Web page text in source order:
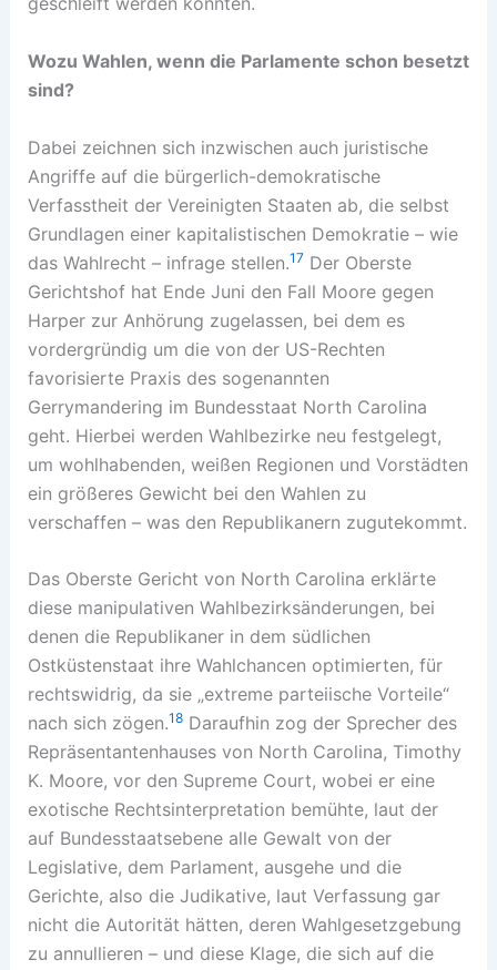
Wozu Wahlen, wenn die Parlamente schon besetzt
sind?
Dabei zeichnen sich inzwischen auch juristische
Angriffe auf die bürgerlich-demokratische
Verfasstheit der Vereinigten Staaten ab, die selbst
Grundlagen einer kapitalistischen Demokratie – wie
das Wahlrecht – infrage stellen.17 Der Oberste
Gerichtshof hat Ende Juni den Fall Moore gegen
Harper zur Anhörung zugelassen, bei dem es
vordergründig um die von der US-Rechten
favorisierte Praxis des sogenannten
Gerrymandering im Bundesstaat North Carolina
geht. Hierbei werden Wahlbezirke neu festgelegt,
um wohlhabenden, weißen Regionen und Vorstädten
ein größeres Gewicht bei den Wahlen zu
verschaffen – was den Republikanern zugutekommt.
Das Oberste Gericht von North Carolina erklärte
diese manipulativen Wahlbezirksänderungen, bei
denen die Republikaner in dem südlichen
Ostküstenstaat ihre Wahlchancen optimierten, für
rechtswidrig, da sie „extreme parteiische Vorteile“
nach sich zögen.18Daraufhin zog der Sprecher des
Repräsentantenhauses von North Carolina, Timothy
K. Moore, vor den Supreme Court, wobei er eine
exotische Rechtsinterpretation bemühte, laut der
auf Bundesstaatsebene alle Gewalt von der
Legislative, dem Parlament, ausgehe und die
Gerichte, also die Judikative, laut Verfassung gar
nicht die Autorität hätten, deren Wahlgesetzgebung
zu annullieren – und diese Klage, die sich auf die